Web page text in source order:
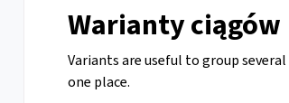
Warianty ciągów
Variants are useful to group
one place.